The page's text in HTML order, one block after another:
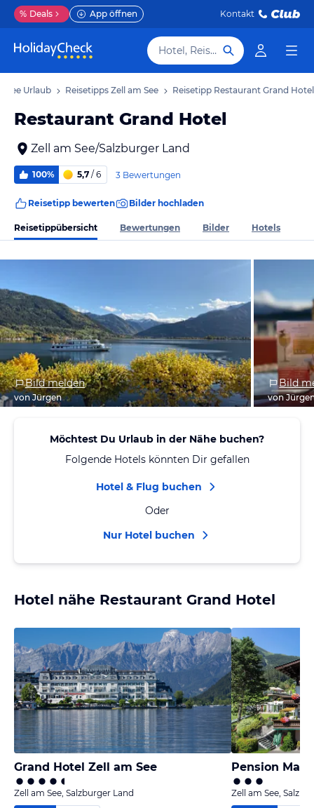
% Deals App öffnen Kontakt
Hotel, Reiseziel
See Urlaub Reisetipps Zell am See Reisetipp Restaurant Grand Hotel
Restaurant Grand Hotel
Zell am See/Salzburger Land
100% 5,7 / 6 3 Bewertungen
Reisetipp bewerten Bilder hochladen
Reisetippübersicht Bewertungen Bilder Hotels
Bild melden
von Jürgen
Bild
von
Möchtest Du Urlaub in der Nähe buchen?
Folgende Hotels könnten Dir gefallen
Hotel & Flug buchen
Oder
Nur Hotel buchen
Hotel nähe Restaurant Grand Hotel
Grand Hotel Zell am See
Zell am See, Salzburger Land
Pension
Zell am See,